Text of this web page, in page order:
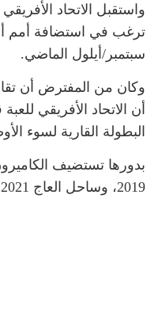
واستقبل الاتحاد
سبتمبر/أيلول الماضي.
أن الاتحاد الأفريقي
البطولة القارية لسوء
بدورها تستضيف
2019، وساحل العاج 2021، وغينيا 2023.